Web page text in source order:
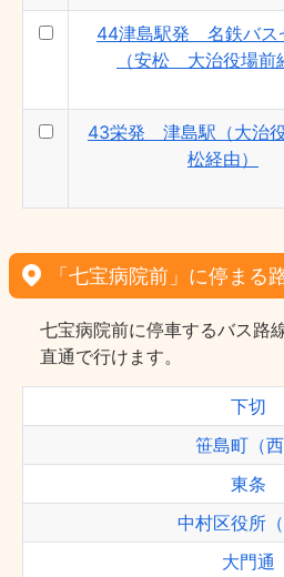
44津島駅発 名鉄バス
（安松 大治役場前
43栄発 津島駅（大治
松経由）
「七宝病院前」に停まる
七宝病院前に停車するバス路
直通で行けます。
下切
笹島町（西
東条
中村区役所（
大門通